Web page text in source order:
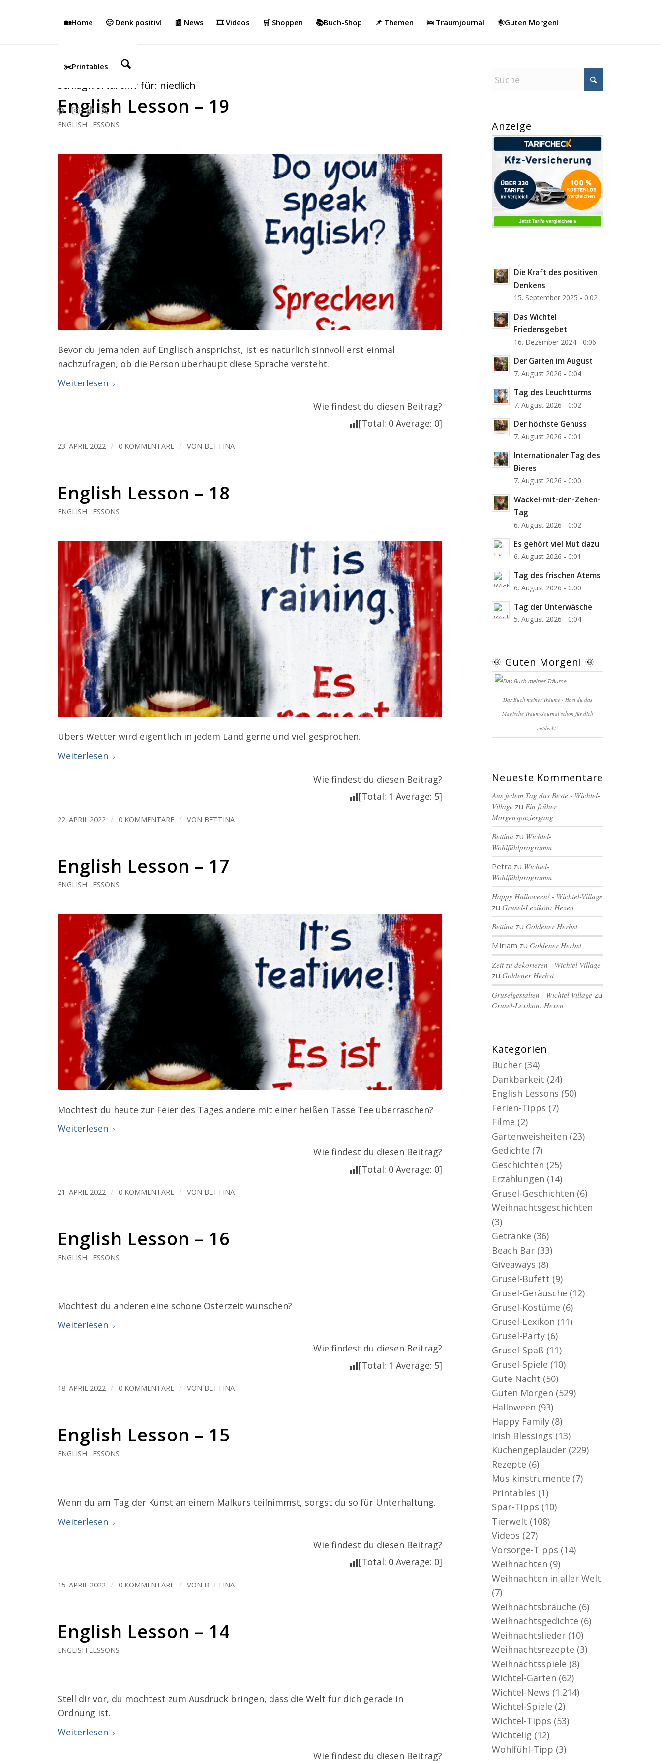
🏡Home 🙂 Denk positiv! 📰 News 🎞️ Videos 🛒 Shoppen 📚Buch-Shop 📌 Themen 🛌 Traumjournal 🌞Guten Morgen!
✂️Printables
Schlagwortarchiv für: niedlich
English Lesson – 19
ENGLISH LESSONS
Bevor du jemanden auf Englisch ansprichst, ist es natürlich sinnvoll erst einmal
nachzufragen, ob die Person überhaupt diese Sprache versteht.
Weiterlesen
Wie findest du diesen Beitrag?
[Total: 0 Average: 0]
23. APRIL 2022 / 0 KOMMENTARE / VON BETTINA
English Lesson – 18
ENGLISH LESSONS
Übers Wetter wird eigentlich in jedem Land gerne und viel gesprochen.
Weiterlesen
Wie findest du diesen Beitrag?
[Total: 1 Average: 5]
22. APRIL 2022 / 0 KOMMENTARE / VON BETTINA
English Lesson – 17
ENGLISH LESSONS
Möchtest du heute zur Feier des Tages andere mit einer heißen Tasse Tee überraschen?
Weiterlesen
Wie findest du diesen Beitrag?
[Total: 0 Average: 0]
21. APRIL 2022 / 0 KOMMENTARE / VON BETTINA
English Lesson – 16
ENGLISH LESSONS
Möchtest du anderen eine schöne Osterzeit wünschen?
Weiterlesen
Wie findest du diesen Beitrag?
[Total: 1 Average: 5]
18. APRIL 2022 / 0 KOMMENTARE / VON BETTINA
English Lesson – 15
ENGLISH LESSONS
Wenn du am Tag der Kunst an einem Malkurs teilnimmst, sorgst du so für Unterhaltung.
Weiterlesen
Wie findest du diesen Beitrag?
[Total: 0 Average: 0]
15. APRIL 2022 / 0 KOMMENTARE / VON BETTINA
English Lesson – 14
ENGLISH LESSONS
Stell dir vor, du möchtest zum Ausdruck bringen, dass die Welt für dich gerade in
Ordnung ist.
Weiterlesen
Wie findest du diesen Beitrag?
Anzeige
Die Kraft des positiven
Denkens
15. September 2025 - 0:02
Das Wichtel
Friedensgebet
16. Dezember 2024 - 0:06
Der Garten im August
7. August 2026 - 0:04
Tag des Leuchtturms
7. August 2026 - 0:02
Der höchste Genuss
7. August 2026 - 0:01
Internationaler Tag des
Bieres
7. August 2026 - 0:00
Wackel-mit-den-Zehen-
Tag
6. August 2026 - 0:02
Es gehört viel Mut dazu
6. August 2026 - 0:01
Tag des frischen Atems
6. August 2026 - 0:00
Tag der Unterwäsche
5. August 2026 - 0:04
🌞 Guten Morgen! 🌞
Das Buch meiner Träume - Hast du das
Magische Traum-Journal schon für dich
entdeckt?
Neueste Kommentare
Aus jedem Tag das Beste - Wichtel-
Village zu Ein früher
Morgenspaziergang
Bettina zu Wichtel-
Wohlfühlprogramm
Petra zu Wichtel-
Wohlfühlprogramm
Happy Halloween! - Wichtel-Village
zuGrusel-Lexikon: Hexen
Bettina zuGoldener Herbst
Miriam zuGoldener Herbst
Zeit zu dekorieren - Wichtel-Village
zuGoldener Herbst
Gruselgestalten - Wichtel-Village zu
Grusel-Lexikon: Hexen
Kategorien
Bücher (34)
Dankbarkeit (24)
English Lessons (50)
Ferien-Tipps (7)
Filme (2)
Gartenweisheiten (23)
Gedichte (7)
Geschichten (25)
Erzählungen (14)
Grusel-Geschichten (6)
Weihnachtsgeschichten
(3)
Getränke (36)
Beach Bar (33)
Giveaways (8)
Grusel-Büfett (9)
Grusel-Geräusche (12)
Grusel-Kostüme (6)
Grusel-Lexikon (11)
Grusel-Party (6)
Grusel-Spaß (11)
Grusel-Spiele (10)
Gute Nacht (50)
Guten Morgen (529)
Halloween (93)
Happy Family (8)
Irish Blessings (13)
Küchengeplauder (229)
Rezepte (6)
Musikinstrumente (7)
Printables (1)
Spar-Tipps (10)
Tierwelt (108)
Videos (27)
Vorsorge-Tipps (14)
Weihnachten (9)
Weihnachten in aller Welt
(7)
Weihnachtsbräuche (6)
Weihnachtsgedichte (6)
Weihnachtslieder (10)
Weihnachtsrezepte (3)
Weihnachtsspiele (8)
Wichtel-Garten (62)
Wichtel-News (1.214)
Wichtel-Spiele (2)
Wichtel-Tipps (53)
Wichtelig (12)
Wohlfühl-Tipp (3)